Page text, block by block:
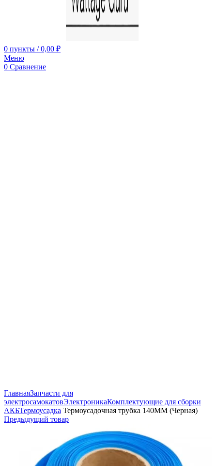
0 пункты / 0,00 ₽
Меню
0 Сравнение
ГлавнаяЗапчасти для
электросамокатовЭлектроникаКомплектующие для сборки
АКБТермоусадка Термоусадочная трубка 140ММ (Черная)
Предыдущий товар